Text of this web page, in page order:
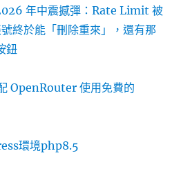
年中震撼彈：Rate Limit 被
終於能「刪除重來」，還有那
鈕
OpenRouter 使用免費的
環境php8.5